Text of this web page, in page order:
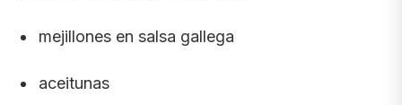
mejillones en salsa gallega
aceitunas